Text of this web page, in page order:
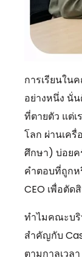
การเรียนใน
อย่างหนึ่ง นั่
ที่ตายตัว แต่เ
โลก ผ่านเค
ศึกษา) บ่อยค
คำตอบที่ถูก
CEO เพื่อตัด
ทำไมคณะบริ
สำคัญกับ
ตามกาลเวล